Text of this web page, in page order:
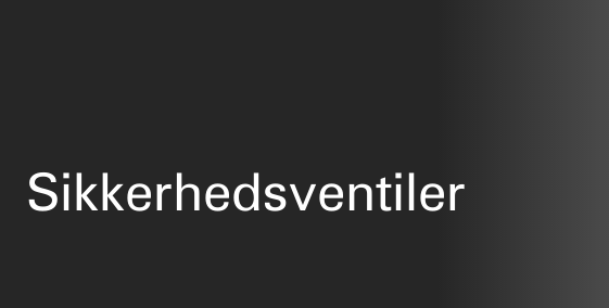
Sikkerhedsventiler